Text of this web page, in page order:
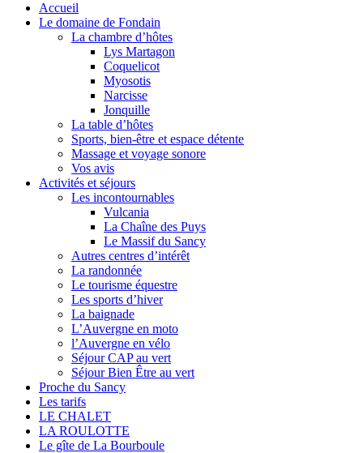
Accueil
Le domaine de Fondain
La chambre d’hôtes
Lys Martagon
Coquelicot
Myosotis
Narcisse
Jonquille
La table d’hôtes
Sports, bien-être et espace détente
Massage et voyage sonore
Vos avis
Activités et séjours
Les incontournables
Vulcania
La Chaîne des Puys
Le Massif du Sancy
Autres centres d’intérêt
La randonnée
Le tourisme équestre
Les sports d’hiver
La baignade
L’Auvergne en moto
l’Auvergne en vélo
Séjour CAP au vert
Séjour Bien Être au vert
Proche du Sancy
Les tarifs
LE CHALET
LA ROULOTTE
Le gîte de La Bourboule